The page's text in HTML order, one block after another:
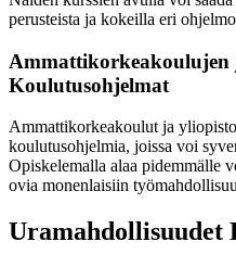
perusteista ja kokeilla eri
Ammattikorkeakoulujen
Koulutusohjelmat
Ammattikorkeakoulut ja
koulutusohjelmia, joissa voi
Opiskelemalla alaa pidemmälle
ovia monenlaisiin
Uramahdollisuudet